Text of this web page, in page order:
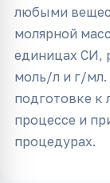
любыми
молярной
единицах СИ,
моль/л и г/мл.
подготовке к
процессе и
процедурах.